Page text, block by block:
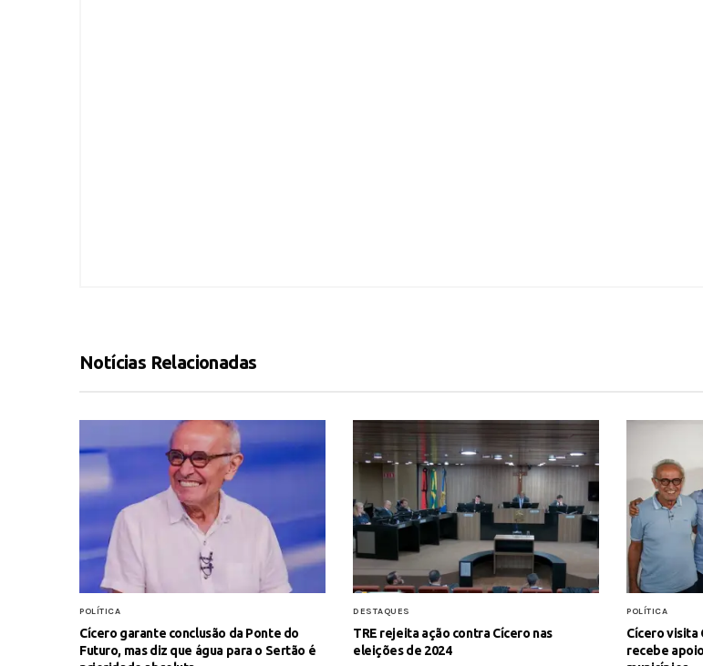
Notícias Relacionadas
POLÍTICA
Cícero garante conclusão da Ponte do
Futuro, mas diz que água para o Sertão é
DESTAQUES
TRE rejeita ação contra Cícero nas
eleições de 2024
POLÍTICA
Cícero visita
recebe